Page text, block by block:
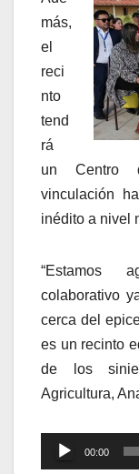
más,
el
reci
nto
tend
rá
un Centro
vinculación
inédito a nivel
“Estamos
colaborativo
cerca del
es un recinto
de los
Agricultura,
Reproductor
de
00:00